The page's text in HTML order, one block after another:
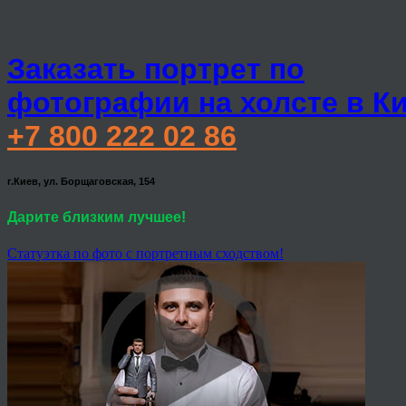
Заказать портрет по
фотографии на холсте в
+7 800 222 02 86
г.Киев, ул. Борщаговская, 154
Дарите близким лучшее!
Статуэтка по фото с портретным сходством!